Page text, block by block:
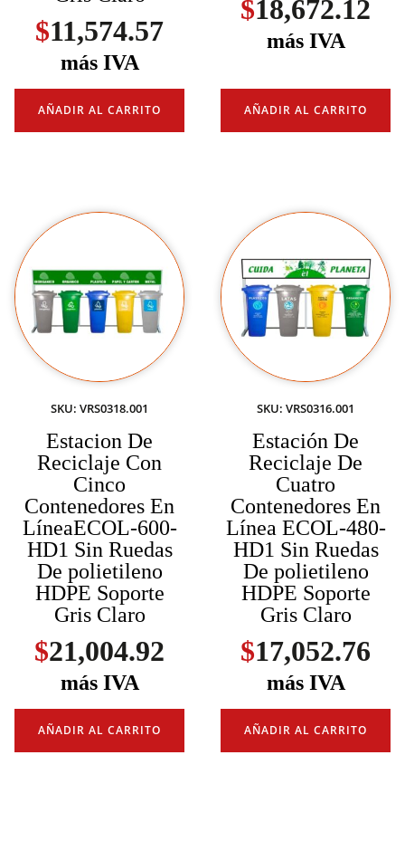
$11,574.57
más IVA
AÑADIR AL CARRITO
$18,672.12
más IVA
AÑADIR AL CARRITO
SKU: VRS0318.001
Estacion De
Reciclaje Con
Cinco
Contenedores En
LíneaECOL-600-
HD1 Sin Ruedas
De polietileno
HDPE Soporte
Gris Claro
$21,004.92
más IVA
AÑADIR AL CARRITO
SKU: VRS0316.001
Estación De
Reciclaje De
Cuatro
Contenedores En
Línea ECOL-480-
HD1 Sin Ruedas
De polietileno
HDPE Soporte
Gris Claro
$17,052.76
más IVA
AÑADIR AL CARRITO